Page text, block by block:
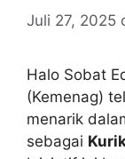
Juli 27, 2025
Halo Sobat
(Kemenag)
menarik
sebagai